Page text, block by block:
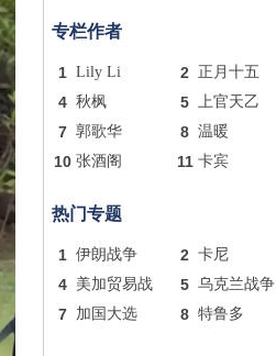
专栏作者
1 Lily Li 2 正月十五
4 秋枫 5 上官天乙
7 郭歌华 8 温暖
10 张酒阁 11 卡宾
热门专题
1 伊朗战争 2 卡尼
4 美加贸易战 5 乌克兰战争
7 加国大选 8 特鲁多